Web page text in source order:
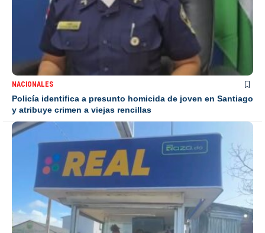
NACIONALES
Policía identifica a presunto homicida de joven en Santiago
y atribuye crimen a viejas rencillas